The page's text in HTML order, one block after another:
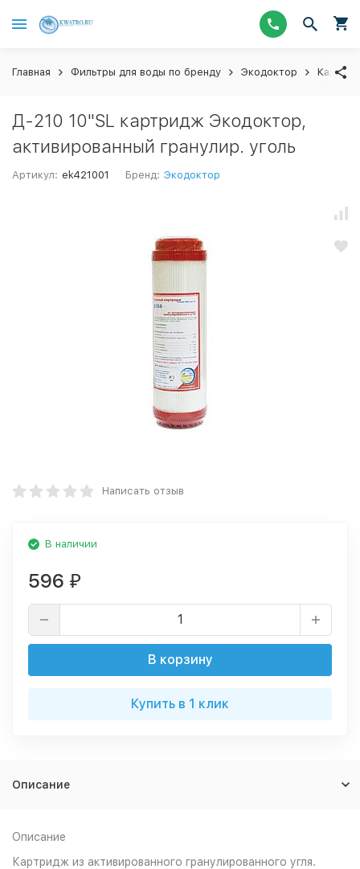
Главная Фильтры для воды по бренду Экодоктор
Д-210 10"SL картридж Экодоктор,
активированный гранулир. уголь
Артикул: ek421001 Бренд: Экодоктор
Написать отзыв
В наличии
596 ₽
В корзину
Купить в 1 клик
Описание
Описание
Картридж из активированного гранулированного угля.